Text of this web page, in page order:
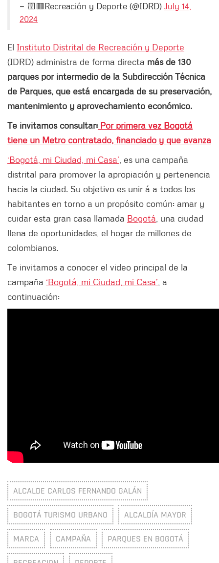
— 🟨🟥Recreación y Deporte (@IDRD) July 14,
2024
El Instituto Distrital de Recreación y Deporte
(IDRD) administra de forma directa más de 130
parques por intermedio de la Subdirección Técnica
de Parques, que está encargada de su preservación,
mantenimiento y aprovechamiento económico.
Te invitamos consultar: Por primera vez Bogotá
tiene un Metro contratado, financiado y que avanza
‘Bogotá, mi Ciudad, mi Casa’ , es una campaña
distrital para promover la apropiación y pertenencia
hacia la ciudad. Su objetivo es unir á a todos los
habitantes en torno a un propósito común: amar y
cuidar esta gran casa llamada Bogotá , una ciudad
llena de oportunidades, el hogar de millones de
colombianos.
Te invitamos a conocer el video principal de la
campaña ‘Bogotá, mi Ciudad, mi Casa’ , a
continuación:
ALCALDE CARLOS FERNANDO GALÁN
BOGOTÁ TURISMO URBANO ALCALDÍA MAYOR
MARCA CAMPAÑA PARQUES EN BOGOTÁ